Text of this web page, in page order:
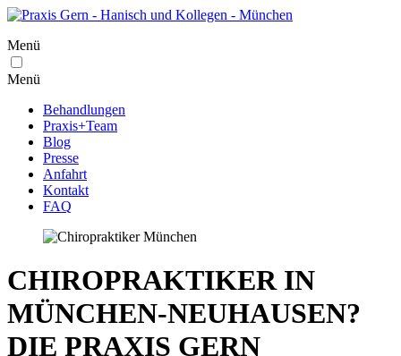
Menü
Menü
Behandlungen
Praxis+Team
Blog
Presse
Anfahrt
Kontakt
FAQ
CHIROPRAKTIKER IN
MÜNCHEN-NEUHAUSEN?
DIE PRAXIS GERN